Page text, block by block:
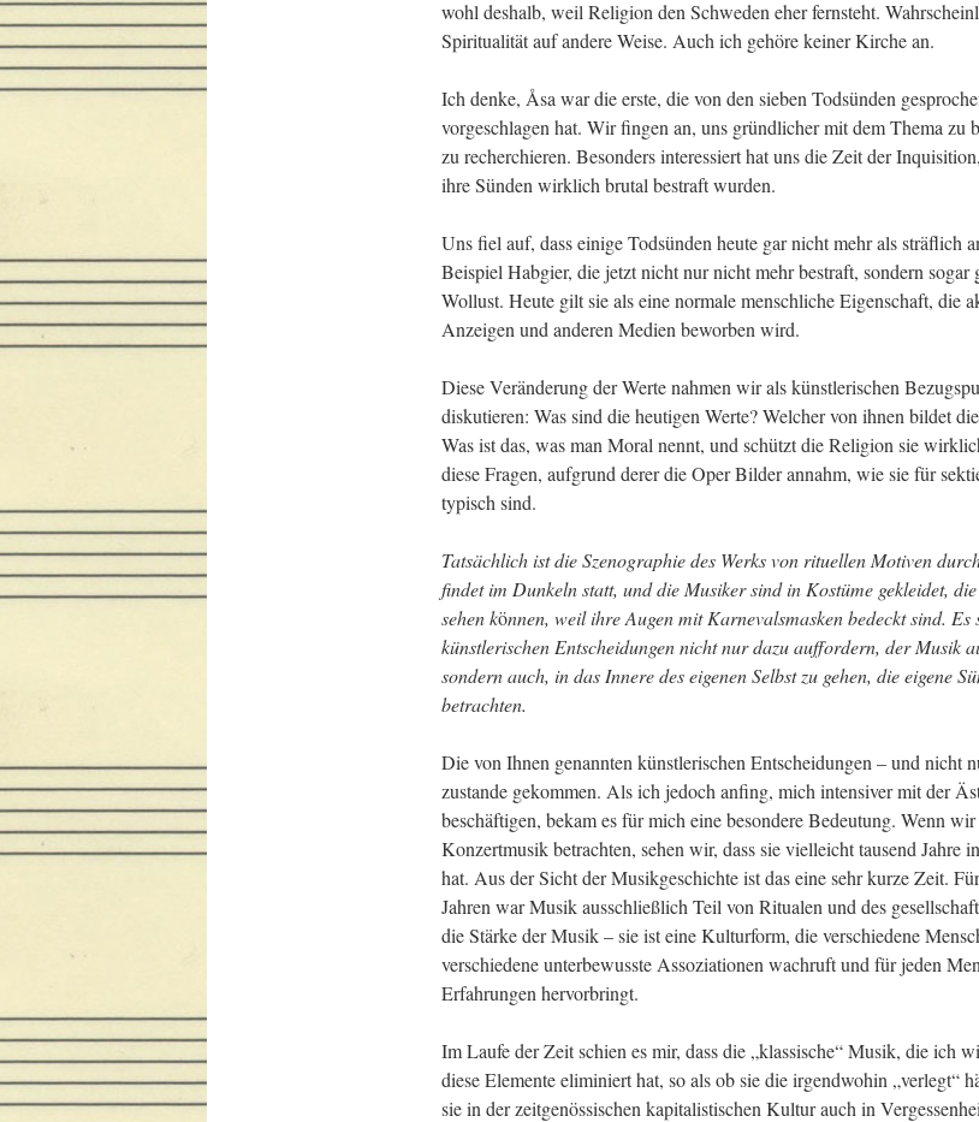
wohl deshalb, weil Religion den Schweden eher fernsteht.
Spiritualität auf andere Weise. Auch ich gehöre keiner Kirche an.
Ich denke, Åsa war die erste, die von den sieben Todsünden
vorgeschlagen hat. Wir fingen an, uns gründlicher mit dem Thema zu
zu recherchieren. Besonders interessiert hat uns die Zeit der
ihre Sünden wirklich brutal bestraft wurden.
Uns fiel auf, dass einige Todsünden heute gar nicht mehr als sträflich
Beispiel Habgier, die jetzt nicht nur nicht mehr bestraft, sondern
Wollust. Heute gilt sie als eine normale menschliche Eigenschaft, die
Anzeigen und anderen Medien beworben wird.
Diese Veränderung der Werte nahmen wir als künstlerischen
diskutieren: Was sind die heutigen Werte? Welcher von ihnen bildet
Was ist das, was man Moral nennt, und schützt die Religion sie
diese Fragen, aufgrund derer die Oper Bilder annahm, wie sie für
typisch sind.
Tatsächlich ist die Szenographie des Werks von rituellen Motiven
findet im Dunkeln statt, und die Musiker sind in Kostüme gekleidet,
sehen können, weil ihre Augen mit Karnevalsmasken bedeckt sind. Es
künstlerischen Entscheidungen nicht nur dazu auffordern, der Musik
sondern auch, in das Innere des eigenen Selbst zu gehen, die eigene
betrachten.
Die von Ihnen genannten künstlerischen Entscheidungen – und nicht
zustande gekommen. Als ich jedoch anfing, mich intensiver mit der
beschäftigen, bekam es für mich eine besondere Bedeutung. Wenn
Konzertmusik betrachten, sehen wir, dass sie vielleicht tausend Jahre
hat. Aus der Sicht der Musikgeschichte ist das eine sehr kurze Zeit.
Jahren war Musik ausschließlich Teil von Ritualen und des
die Stärke der Musik – sie ist eine Kulturform, die verschiedene
verschiedene unterbewusste Assoziationen wachruft und für jeden
Erfahrungen hervorbringt.
Im Laufe der Zeit schien es mir, dass die „klassische“ Musik, die ich
diese Elemente eliminiert hat, so als ob sie die irgendwohin „verlegt“
sie in der zeitgenössischen ka­pi­ta­listischen Kultur auch in